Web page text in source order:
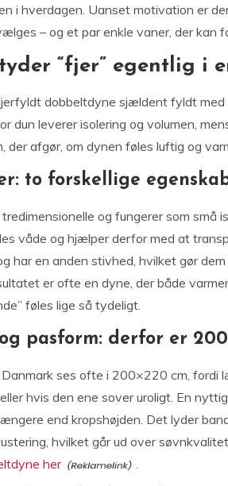
i hverdagen. Uanset motivation er
– og et par enkle vaner, der kan
“fjer” egentlig i
dobbeltdyne sjældent fyldt
dun leverer isolering og volumen,
der afgør, om dynen føles luftig og
to forskellige
og fungerer som små
våde og hjælper derfor med at
har en anden stivhed, hvilket gør
er ofte en dyne, der både
føles lige så tydeligt.
pasform: derfor er
ses ofte i 200×220 cm, fordi
hvis den ene sover uroligt. En
end kropshøjden. Det lyder
hvilket går ud over
her